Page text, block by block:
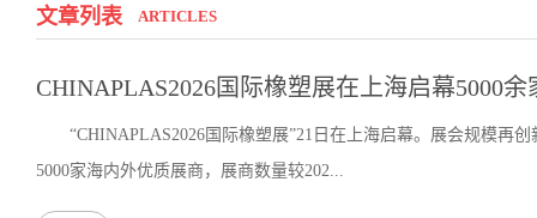
文章列表 ARTICLES
CHINAPLAS2026国际橡塑展在上海启幕5000
“CHINAPLAS2026国际橡塑展”21日在上海启幕。展会规模再
5000家海内外优质展商，展商数量较202...